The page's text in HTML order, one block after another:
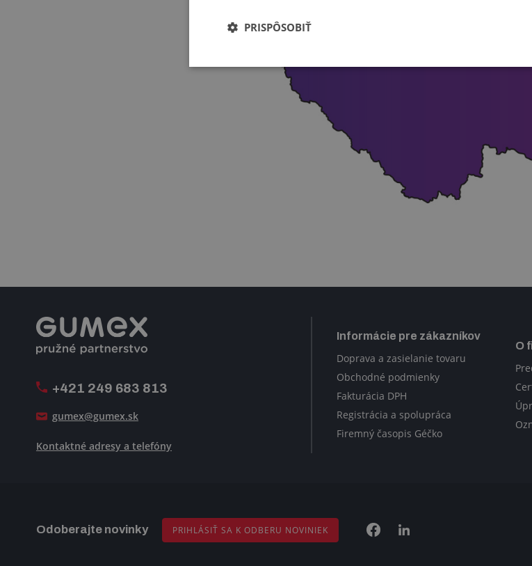
+421 249 683 813
gumex@gumex.sk
Kontaktné adresy a telefóny
Informácie pre zákazníkov
Doprava a zasielanie tovaru
Obchodné podmienky
Fakturácia DPH
Registrácia a spolupráca
Firemný časopis Géčko
O
Odoberajte novinky PRIHLÁSIŤ SA K ODBERU NOVINIEK
PRISPÔSOBIŤ